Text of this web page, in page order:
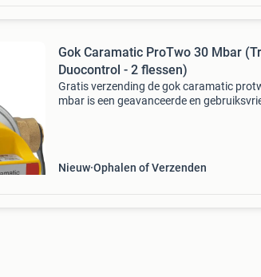
Gok Caramatic ProTwo 30 Mbar
Duocontrol - 2 flessen)
Gratis verzending de gok caramatic
mbar is een geavanceerde en
Nieuw Ophalen of Verzenden